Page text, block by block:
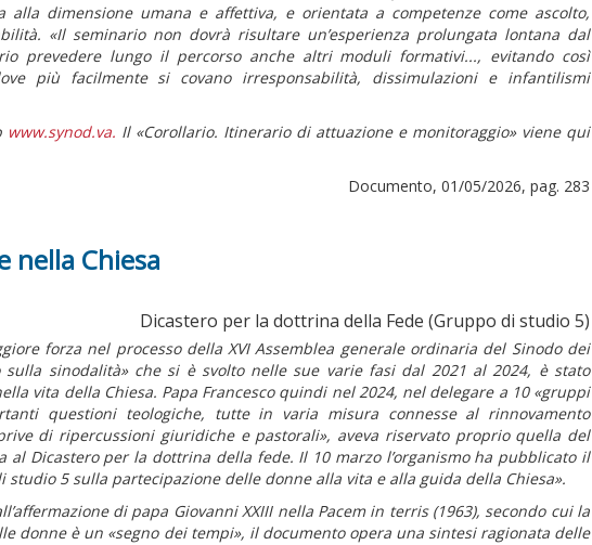
alla dimensione umana e affettiva, e orientata a competenze come ascolto,
«Il seminario non dovrà risultare un’esperienza prolungata lontana dal
prevedere lungo il percorso anche altri moduli formativi..., evitando così
più facilmente si covano irresponsabilità, dissimulazioni e infantilismi
www.synod.va. Il «Corollario. Itinerario di attuazione e monitoraggio» viene qui
Documento, 01/05/2026, pag. 283
nella Chiesa
Dicastero per la dottrina della Fede (Gruppo di studio 5)
forza nel processo della XVI Assemblea generale ordinaria del Sinodo dei
sulla sinodalità» che si è svolto nelle sue varie fasi dal 2021 al 2024, è stato
vita della Chiesa. Papa Francesco quindi nel 2024, nel delegare a 10 «gruppi
questioni teologiche, tutte in varia misura connesse al rinnovamento
di ripercussioni giuridiche e pastorali», aveva riservato proprio quella del
al Dicastero per la dottrina della fede. Il 10 marzo l’organismo ha pubblicato il
studio 5 sulla partecipazione delle donne alla vita e alla guida della Chiesa».
di papa Giovanni XXIII nellaPacem in terris (1963), secondo cui la
donne è un «segno dei tempi», il documento opera una sintesi ragionata delle